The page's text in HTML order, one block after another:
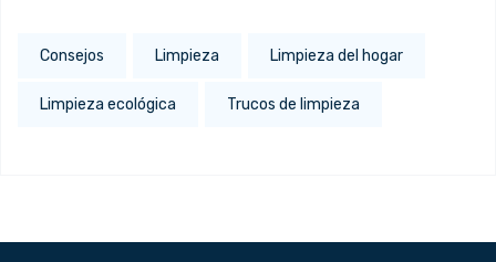
Consejos Limpieza Limpieza del hogar
Limpieza ecológica Trucos de limpieza